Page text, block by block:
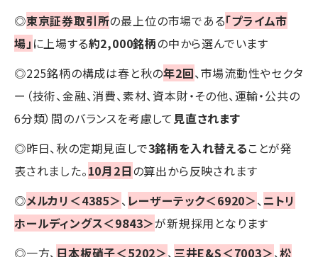
◎東京証券取引所の最上位の市場である「プライム市
場」 に上場する約2,000銘柄の中から選んでいます
◎225銘柄の構成は春と秋の年2回、市場流動性やセクタ
ー（技術、金融、消費、素材、資本財・その他、運輸・公共の
6分類）間のバランスを考慮して 見直されます
◎昨日、秋の定期見直しで3銘柄を入れ替えることが発
表されました。10月2日の算出から反映されます
◎メルカリ＜4385＞、 レーザーテック＜6920＞、 ニトリ
ホールディングス＜9843＞が新規採用となります
◎一方、 日本板硝子＜5202＞、 三井E&S＜7003＞、松